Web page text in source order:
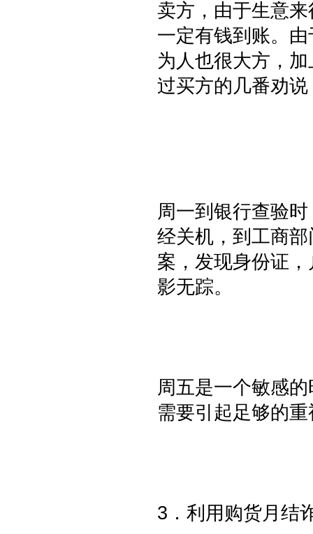
卖方，由于生意
一定有钱到账。
为人也很大方，
过买方的几番劝
周一到银行查验
经关机，到工商
案，发现身份证
影无踪。
周五是一个敏感
需要引起足够的
3．利用购货月结